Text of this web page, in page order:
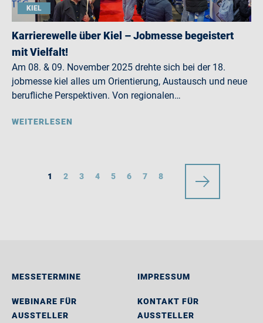
KIEL
Karrierewelle über Kiel – Jobmesse begeistert
mit Vielfalt!
Am 08. & 09. November 2025 drehte sich bei der 18.
jobmesse kiel alles um Orientierung, Austausch und neue
berufliche Perspektiven. Von regionalen…
WEITERLESEN
1 2 3 4 5 6 7 8
MESSETERMINE
WEBINARE FÜR
AUSSTELLER
IMPRESSUM
KONTAKT FÜR
AUSSTELLER